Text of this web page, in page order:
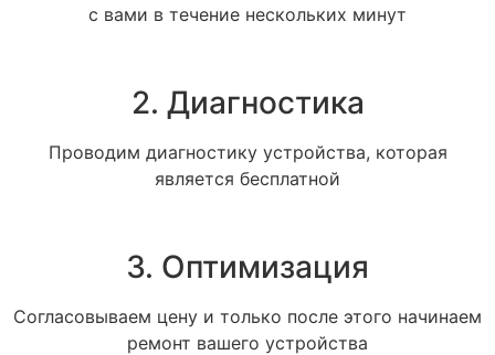
с вами в течение нескольких минут
2. Диагностика
Проводим диагностику устройства, которая
является бесплатной
3. Оптимизация
Согласовываем цену и только после этого начинаем
ремонт вашего устройства